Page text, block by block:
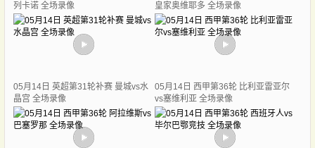
列卡诺 全场录像
皇家奥维耶多 全场录像
05月14日 英超第31轮补赛 曼城vs水
晶宫 全场录像
05月14日 西甲第36轮 比利亚雷亚尔
vs塞维利亚 全场录像